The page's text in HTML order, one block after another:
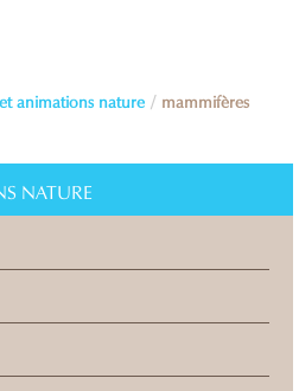
animations nature mammifères
NATURE